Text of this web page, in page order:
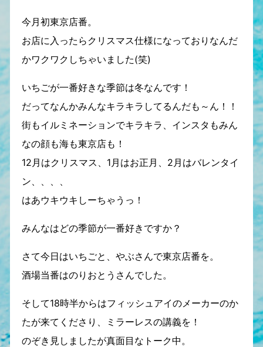
今月初東京店番。
お店に入ったらクリスマス仕様になっておりなんだ
かワクワクしちゃいました(笑)
いちごが一番好きな季節は冬なんです！
だってなんかみんなキラキラしてるんだも～ん！！
街もイルミネーションでキラキラ、インスタもみん
なの顔も海も東京店も！
12月はクリスマス、1月はお正月、2月はバレンタイ
ン、、、、
はあウキウキしーちゃうっ！
みんなはどの季節が一番好きですか？
さて今日はいちごと、やぶさんで東京店番を。
酒場当番はのりおとうさんでした。
そして18時半からはフィッシュアイのメーカーのか
たが来てくださり、ミラーレスの講義を！
のぞき見しましたが真面目なトーク中。